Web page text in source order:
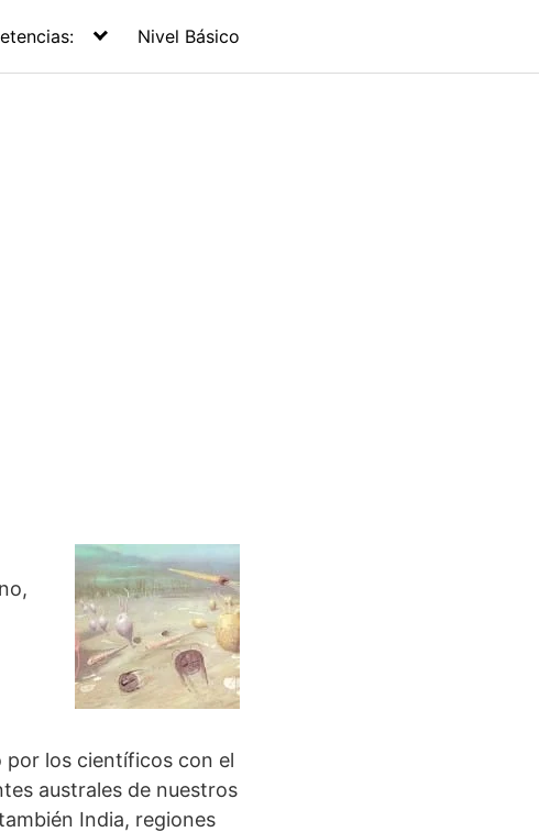
Nivel Básico
por los científicos con el
australes de nuestros
India, regiones